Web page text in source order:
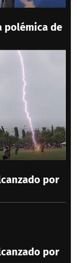
polémica de
por
por